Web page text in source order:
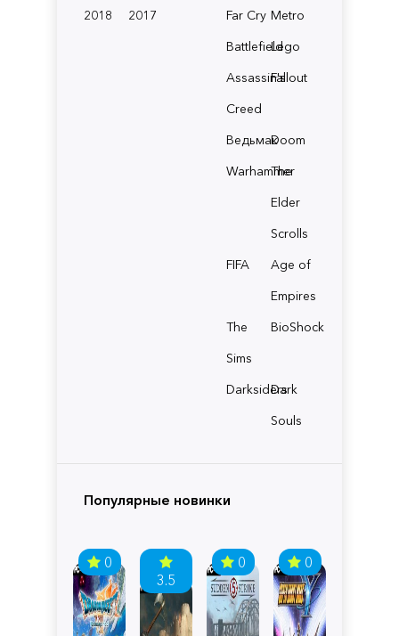
2018
2017
Far Cry Metro
BattlefieldLego
Assassin's
Creed
Fallout
ВедьмакDoom
Warhammer
The
Elder
Scrolls
FIFA
Age of
Empires
The
Sims
BioShock
Darksiders
Dark
Souls
Популярные новинки
0
3.5
0 0